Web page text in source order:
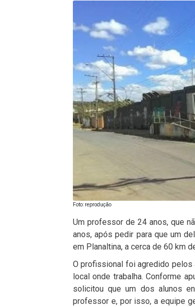
Foto: reprodução
Um professor de 24 anos, que
anos, após pedir para que um
em Planaltina, a cerca de 60 km
O profissional foi agredido pelos
local onde trabalha. Conforme
solicitou que um dos alunos
professor e, por isso, a equipe